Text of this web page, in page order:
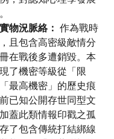
物況脈絡： 作為戰時
且包含高密級敵情分
在戰後多遭銷毀。本
了機密等級從「限
最高機密」的歷史痕
已知公開存世同型文
蓋此類情報印戳之孤
了包含傳統打結綁線